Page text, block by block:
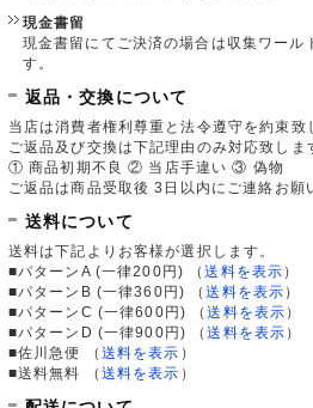
現金書留
現金書留にてご決済の場合は収集ワール
す。
返品・交換について
当店は消費者権利尊重と法令遵守を約束致
ご返品及び交換は下記理由のみ対応致しま
① 商品初期不良 ② 当店手違い ③ 偽物
ご返品は商品受取後 3日以内にご連絡お願
送料について
送料は下記よりお客様が選択します。
■パターンA (一律200円)
（送料を表示 ）
■パターンB (一律360円)
（送料を表示 ）
■パターンC (一律600円)
（送料を表示 ）
■パターンD (一律900円)
（送料を表示 ）
■佐川急便
（ 送料を表示 ）
■送料無料
（ 送料を表示 ）